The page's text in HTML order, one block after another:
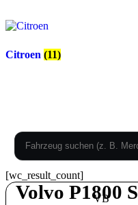
Citroen (11)
[wc_result_count]
Volvo P1800 S
VB